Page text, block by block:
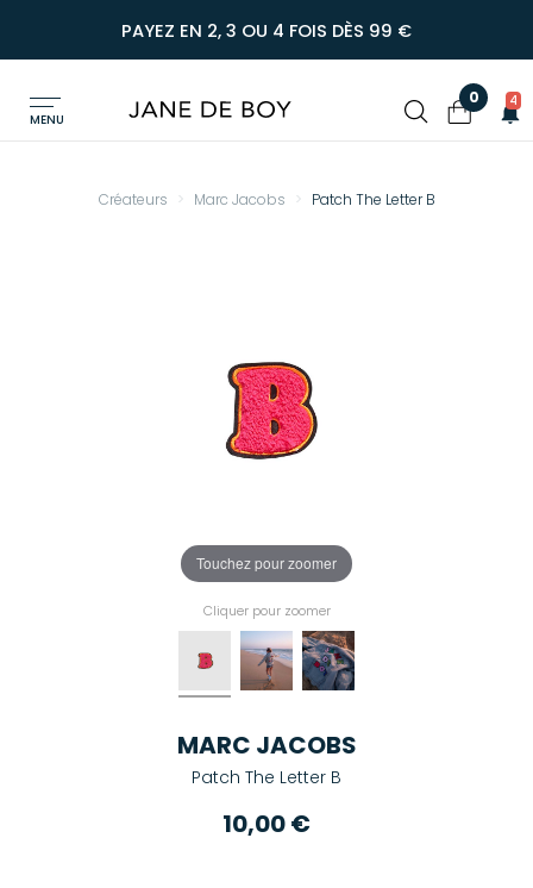
PAYEZ EN 2, 3 OU 4 FOIS DÈS 99 €
MENU
0 4
Créateurs Marc Jacobs Patch The Letter B
Touchez pour zoomer
Cliquer pour zoomer
MARC JACOBS
Patch The Letter B
10,00 €